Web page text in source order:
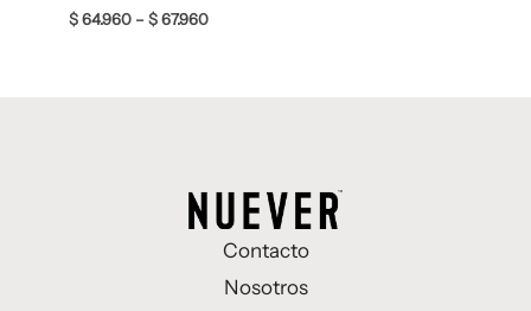
$64.960 –$67.960
Contacto
Nosotros